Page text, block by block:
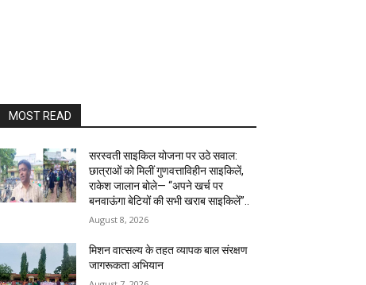
MOST READ
सरस्वती साइकिल योजना पर उठे सवाल:
छात्राओं को मिलीं गुणवत्ताविहीन साइकिलें,
राकेश जालान बोले— “अपने खर्च पर
बनवाऊंगा बेटियों की सभी खराब साइकिलें”..
August 8, 2026
मिशन वात्सल्य के तहत व्यापक बाल संरक्षण
जागरूकता अभियान